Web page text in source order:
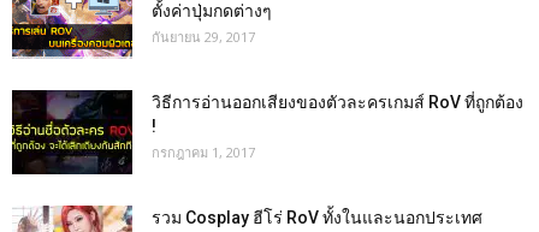
ตั้งค่าปุ่มกดต่างๆ
กันยายน 29, 2017
วิธีการอ่านออกเสียงของตัวละครเกมส์ RoV ที่ถูกต้อง
!
กรกฎาคม 1, 2017
รวม Cosplay ฮีโร่ RoV ทั้งในและนอกประเทศ